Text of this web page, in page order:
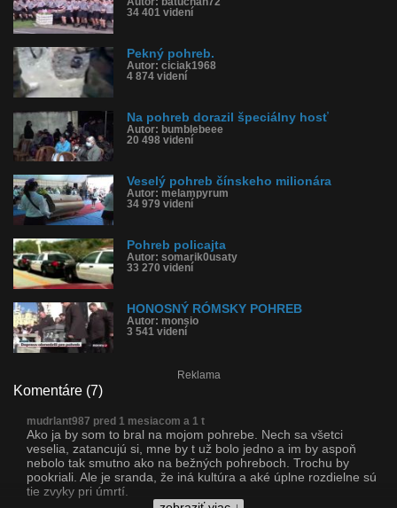
34 401 videní
Pekný pohreb.
Autor: ciciak1968
4 874 videní
Na pohreb dorazil špeciálny hosť
Autor: bumblebeee
20 498 videní
Veselý pohreb čínskeho milionára
Autor: melampyrum
34 979 videní
Pohreb policajta
Autor: somarik0usaty
33 270 videní
HONOSNÝ RÓMSKY POHREB
Autor: monsio
3 541 videní
Reklama
Komentáre (7)
mudrlant987 pred 1 mesiacom a 1 t
Ako ja by som to bral na mojom pohrebe. Nech sa všetci
veselia, zatancujú si, mne by t už bolo jedno a im by aspoň
nebolo tak smutno ako na bežných pohreboch. Trochu by
pookriali. Ale je sranda, že iná kultúra a aké úplne rozdielne sú
tie zvyky pri úmrtí.